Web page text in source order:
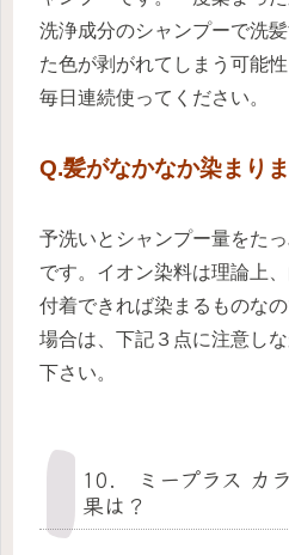
洗浄成分のシャンプーで洗
た色が剥がれてしまう可能
毎日連続使ってください。
Q.髪がなかなか染まり
予洗いとシャンプー量をた
です。イオン染料は理論上
付着できれば染まるものな
場合は、下記３点に注意し
下さい。
10. ミープラス カ
果は？